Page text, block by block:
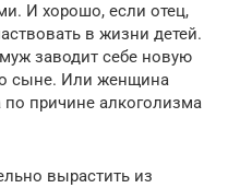
И хорошо, если отец,
в жизни детей.
заводит себе новую
сыне. Или женщина
по причине алкоголизма
вырастить из